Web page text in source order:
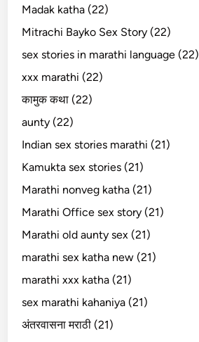
Madak katha (22)
Mitrachi Bayko Sex Story (22)
sex stories in marathi language (22)
xxx marathi (22)
कामुक कथा (22)
aunty (22)
Indian sex stories marathi (21)
Kamukta sex stories (21)
Marathi nonveg katha (21)
Marathi Office sex story (21)
Marathi old aunty sex (21)
marathi sex katha new (21)
marathi xxx katha (21)
sex marathi kahaniya (21)
अंतरवासना मराठी (21)